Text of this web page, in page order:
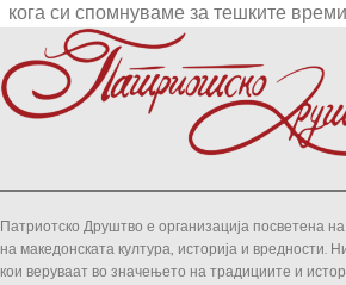
кога си спомнуваме за тешките
Патриотско Друштво е организација посветена
на македонската култура, историја и вредности.
кои веруваат во значењето на традициите и